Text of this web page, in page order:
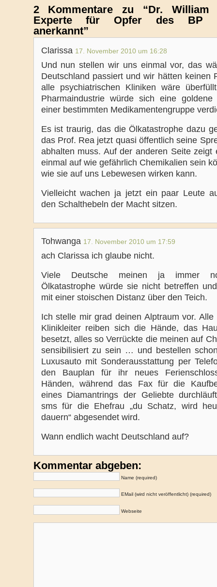
2 Kommentare zu “Dr. William
Experte für Opfer des BP
anerkannt”
Clarissa 17. November 2010 um 16:28
Und nun stellen wir uns einmal vor, das
Deutschland passiert und wir hätten keinen
alle psychiatrischen Kliniken wäre
Pharmaindustrie würde sich eine
einer bestimmten Medikamentengruppe
Es ist traurig, das die Ölkatastrophe dazu
das Prof. Rea jetzt quasi öffentlich seine
abhalten muss. Auf der anderen Seite zeigt
einmal auf wie gefährlich Chemikalien sein
wie sie auf uns Lebewesen wirken kann.
Vielleicht wachen ja jetzt ein paar Leute
den Schalthebeln der Macht sitzen.
Tohwanga 17. November 2010 um 17:59
ach Clarissa ich glaube nicht.
Viele Deutsche meinen ja immer
Ölkatastrophe würde sie nicht betreffen
mit einer stoischen Distanz über den Teich.
Ich stelle mir grad deinen Alptraum vor. Alle
Klinikleiter reiben sich die Hände, das
besetzt, alles so Verrückte die meinen auf
sensibilisiert zu sein … und bestellen
Luxusauto mit Sonderausstattung per
den Bauplan für ihr neues
Händen, während das Fax für die
eines Diamantrings der Geliebte
sms für die Ehefrau „du Schatz, wird
dauern“ abgesendet wird.
Wann endlich wacht Deutschland auf?
Kommentar abgeben:
Name (required)
EMail (wird nicht veröffentlicht) (required)
Webseite